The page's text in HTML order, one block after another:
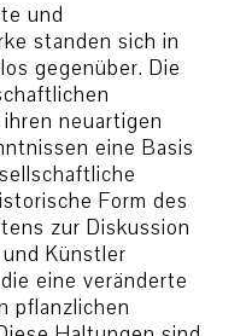
und
standen sich in
gegenüber. Die
neuartigen
eine Basis
Form des
zur Diskussion
Künstler
eine veränderte
pflanzlichen